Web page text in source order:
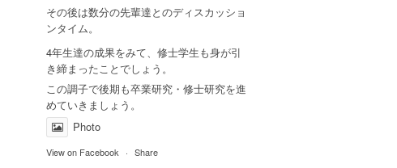
その後は数分の先輩達とのディスカッショ
ンタイム。
4年生達の成果をみて、修士学生も身が引
き締まったことでしょう。
この調子で後期も卒業研究・修士研究を進
めていきましょう。
Photo
View on Facebook · Share